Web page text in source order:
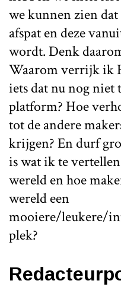
we kunnen zien
afspat en deze
wordt. Denk
Waarom verrijk ik
iets dat nu nog niet
platform? Hoe
tot de andere
krijgen? En durf
is wat ik te
wereld en hoe
wereld een
mooiere/leukere/
plek?